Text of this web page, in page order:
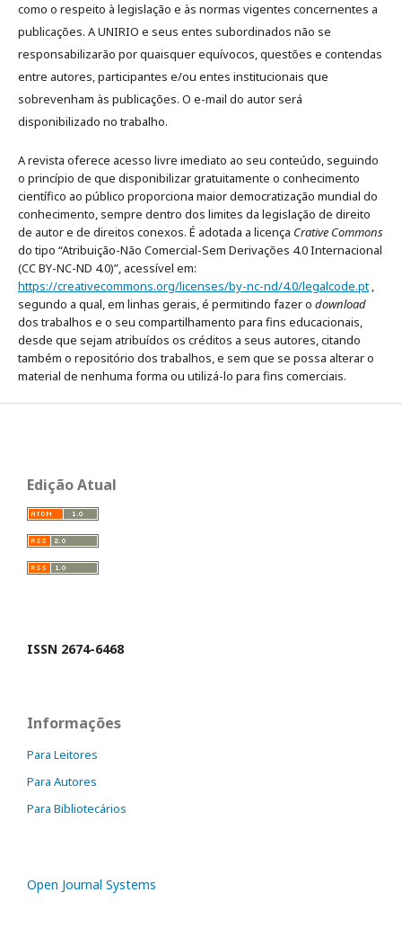
como o respeito à legislação e às normas vigentes concernentes a
publicações. A UNIRIO e seus entes subordinados não se
responsabilizarão por quaisquer equívocos, questões e contendas
entre autores, participantes e/ou entes institucionais que
sobrevenham às publicações. O e-mail do autor será
disponibilizado no trabalho.
A revista oferece acesso livre imediato ao seu conteúdo, seguindo
o princípio de que disponibilizar gratuitamente o conhecimento
científico ao público proporciona maior democratização mundial do
conhecimento, sempre dentro dos limites da legislação de direito
de autor e de direitos conexos. É adotada a licença Crative Commons
do tipo “Atribuição-Não Comercial-Sem Derivações 4.0 Internacional
(CC BY-NC-ND 4.0)”, acessível em:
https://creativecommons.org/licenses/by-nc-nd/4.0/legalcode.pt ,
segundo a qual, em linhas gerais, é permitindo fazer o download
dos trabalhos e o seu compartilhamento para fins educacionais,
desde que sejam atribuídos os créditos a seus autores, citando
também o repositório dos trabalhos, e sem que se possa alterar o
material de nenhuma forma ou utilizá-lo para fins comerciais.
Edição Atual
ISSN 2674-6468
Informações
Para Leitores
Para Autores
Para Bibliotecários
Open Journal Systems